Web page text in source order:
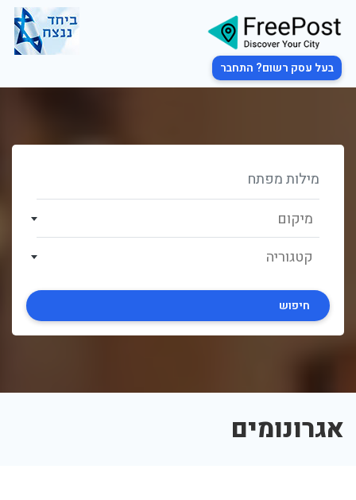
בעל עסק רשום? התחבר
מיקום
קטגוריה
חיפוש
אגרונומים